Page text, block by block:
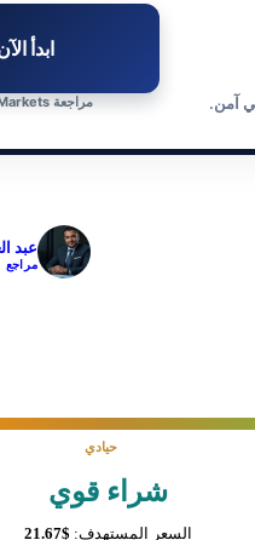
آمن.
ابدأ
مراجعة JustMarkets كاملة
عبد
مراجع
حيادي
شراء قوي
السعر المستهدف: $21.67